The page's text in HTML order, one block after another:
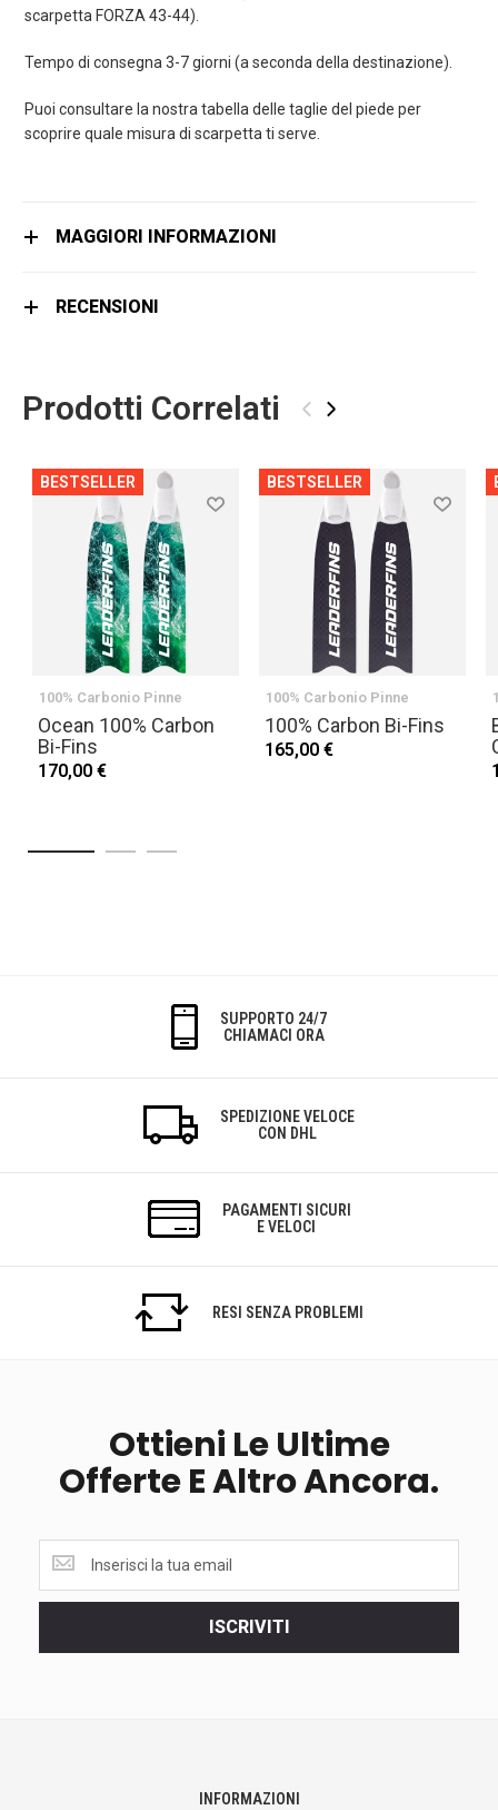
scarpetta FORZA 43-44).
Tempo di consegna 3-7 giorni (a seconda della destinazione).
Puoi consultare la nostra tabella delle taglie del piede per
scoprire quale misura di scarpetta ti serve.
MAGGIORI INFORMAZIONI
RECENSIONI
Prodotti Correlati ‹ ›
BESTSELLER
100% Carbonio Pinne
Ocean 100% Carbon
Bi-Fins
170,00 €
BESTSELLER
100% Carbonio Pinne
100% Carbon Bi-Fins
165,00 €
SUPPORTO 24/7
CHIAMACI ORA
SPEDIZIONE VELOCE
CON DHL
PAGAMENTI SICURI
E VELOCI
RESI SENZA PROBLEMI
Ottieni Le Ultime
Offerte E Altro Ancora.
ultime
ISCRIVITI
INFORMAZIONI